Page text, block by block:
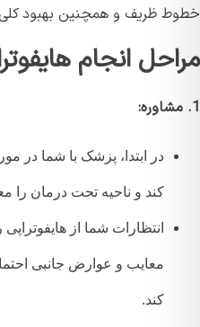
ظریف و همچنین بهبود کلی
انجام
در ابتدا، پزشک با شما در
کند و ناحیه تحت درمان را
انتظارات شما از هایفوتراپی
معایب و عوارض جانبی
کند.